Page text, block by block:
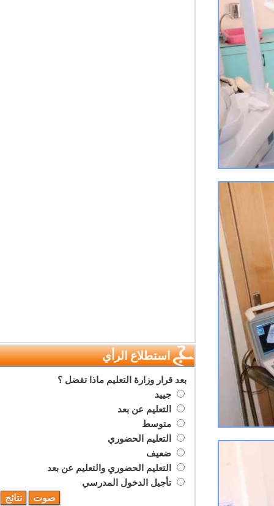
استطلاع الرأي
بعد قرار وزارة التعليم ماذا تفضل ؟
جييد
التعليم عن بعد
متوسط
التعليم الحضوري
ضعيف
التعليم الحضوري والتعليم عن بعد
تأجيل الدخول المدرسي